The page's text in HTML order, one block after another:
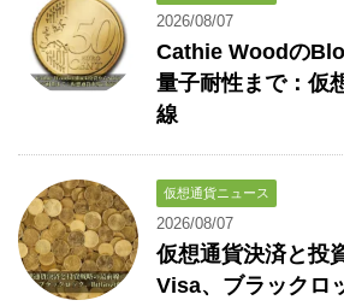
2026/08/07
Cathie Woodの
量子耐性まで：仮
線
仮想通貨ニュース
2026/08/07
仮想通貨決済と投
Visa、ブラックロ